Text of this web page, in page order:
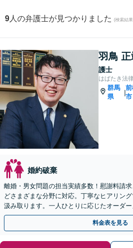
9 人の弁護士が見つかりました (検索結
羽鳥 正
護士
はばたき法
群馬
県
|
市
婚約破棄
離婚・男女問題の担当実績多数！慰謝料請
どさまざまな分野に対応。丁寧なヒアリン
汲み取ります。一人ひとりに応じたオーダ
【初回面談無料】【法テラス可】【群馬総
料金表を見る